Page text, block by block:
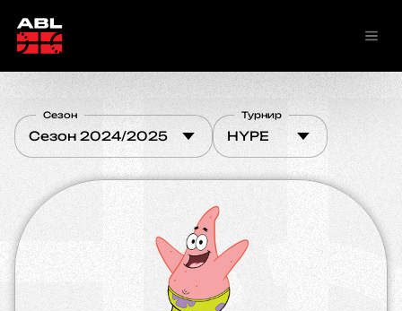
Сезон 2024/2025
Сезон
HYPE
Турнир